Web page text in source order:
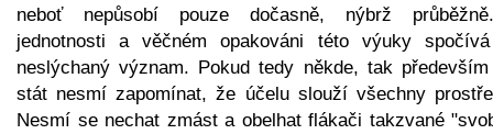
neboť nepůsobí pouze dočasně, nýbrž
jednotnosti a věčném opakováni této výuky
neslýchaný význam. Pokud tedy někde, tak
stát nesmí zapomínat, že účelu slouží všechny
Nesmí se nechat zmást a obelhat flákači takzvané